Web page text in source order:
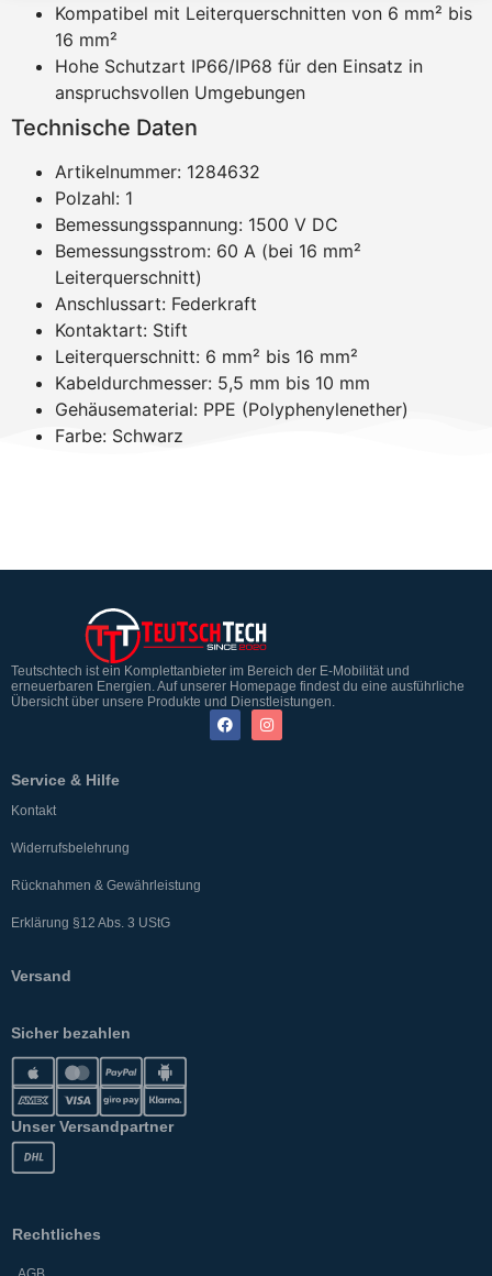
Kompatibel mit Leiterquerschnitten von 6 mm² bis
16 mm²
Hohe Schutzart IP66/IP68 für den Einsatz in
anspruchsvollen Umgebungen
Technische Daten
Artikelnummer: 1284632
Polzahl: 1
Bemessungsspannung: 1500 V DC
Bemessungsstrom: 60 A (bei 16 mm²
Leiterquerschnitt)
Anschlussart: Federkraft
Kontaktart: Stift
Leiterquerschnitt: 6 mm² bis 16 mm²
Kabeldurchmesser: 5,5 mm bis 10 mm
Gehäusematerial: PPE (Polyphenylenether)
Farbe: Schwarz
Teutschtech ist ein Komplettanbieter im Bereich der E-Mobilität und
erneuerbaren Energien. Auf unserer Homepage findest du eine ausführliche
Übersicht über unsere Produkte und Dienstleistungen.
Service & Hilfe
Kontakt
Widerrufsbelehrung
Rücknahmen & Gewährleistung
Erklärung §12 Abs. 3 UStG
Versand
Sicher bezahlen
Unser Versandpartner
Rechtliches